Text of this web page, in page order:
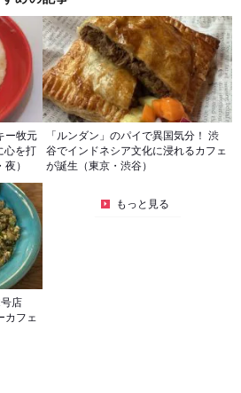
ー牧元
心を打
）
「ルンダン」のパイで異国気分！ 渋
谷でインドネシア文化に浸れるカフェ
が誕生（東京・渋谷）
店
カフェ
もっと見る